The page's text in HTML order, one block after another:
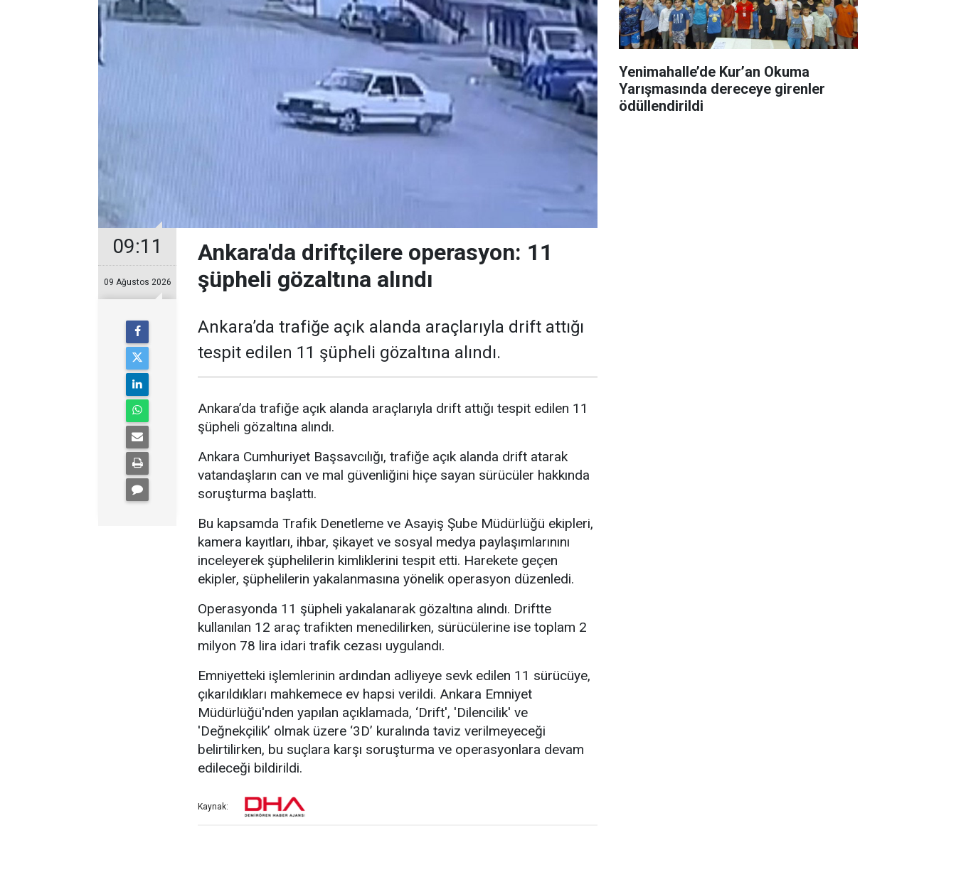
09:11
09 Ağustos 2026
Ankara'da driftçilere operasyon: 11
şüpheli gözaltına alındı
Ankara’da trafiğe açık alanda araçlarıyla drift attığı
tespit edilen 11 şüpheli gözaltına alındı.
Ankara’da trafiğe açık alanda araçlarıyla drift attığı tespit edilen 11
şüpheli gözaltına alındı.
Ankara Cumhuriyet Başsavcılığı, trafiğe açık alanda drift atarak
vatandaşların can ve mal güvenliğini hiçe sayan sürücüler hakkında
soruşturma başlattı.
Bu kapsamda Trafik Denetleme ve Asayiş Şube Müdürlüğü ekipleri,
kamera kayıtları, ihbar, şikayet ve sosyal medya paylaşımlarınını
inceleyerek şüphelilerin kimliklerini tespit etti. Harekete geçen
ekipler, şüphelilerin yakalanmasına yönelik operasyon düzenledi.
Operasyonda 11 şüpheli yakalanarak gözaltına alındı. Driftte
kullanılan 12 araç trafikten menedilirken, sürücülerine ise toplam 2
milyon 78 lira idari trafik cezası uygulandı.
Emniyetteki işlemlerinin ardından adliyeye sevk edilen 11 sürücüye,
çıkarıldıkları mahkemece ev hapsi verildi. Ankara Emniyet
Müdürlüğü'nden yapılan açıklamada, ‘Drift', 'Dilencilik' ve
'Değnekçilik’ olmak üzere ‘3D’ kuralında taviz verilmeyeceği
belirtilirken, bu suçlara karşı soruşturma ve operasyonlara devam
edileceği bildirildi.
Kaynak:
Yenimahalle’de Kur’an Okuma
Yarışmasında dereceye girenler
ödüllendirildi